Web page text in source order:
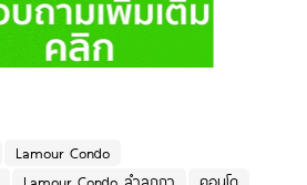
Lamour Condo